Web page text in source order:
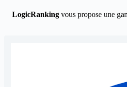
LogicRankingvous propose une